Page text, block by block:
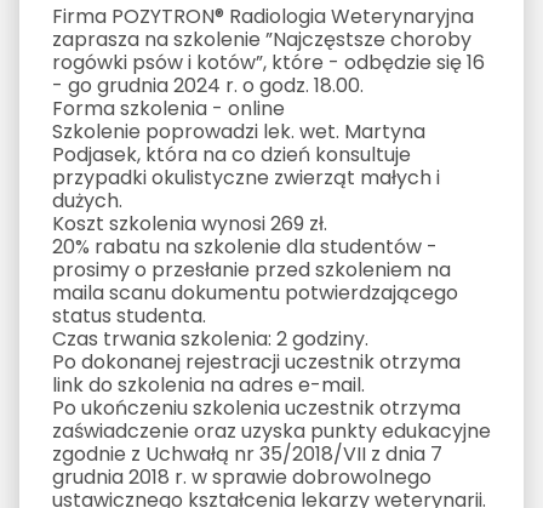
Firma POZYTRON® Radiologia Weterynaryjna
zaprasza na szkolenie ”Najczęstsze choroby
rogówki psów i kotów”, które - odbędzie się 16
- go grudnia 2024 r. o godz. 18.00.
Forma szkolenia - online
Szkolenie poprowadzi lek. wet. Martyna
Podjasek, która na co dzień konsultuje
przypadki okulistyczne zwierząt małych i
dużych.
Koszt szkolenia wynosi 269 zł.
20% rabatu na szkolenie dla studentów -
prosimy o przesłanie przed szkoleniem na
maila scanu dokumentu potwierdzającego
status studenta.
Czas trwania szkolenia: 2 godziny.
Po dokonanej rejestracji uczestnik otrzyma
link do szkolenia na adres e-mail.
Po ukończeniu szkolenia uczestnik otrzyma
zaświadczenie oraz uzyska punkty edukacyjne
zgodnie z Uchwałą nr 35/2018/VII z dnia 7
grudnia 2018 r. w sprawie dobrowolnego
ustawicznego kształcenia lekarzy weterynarii.